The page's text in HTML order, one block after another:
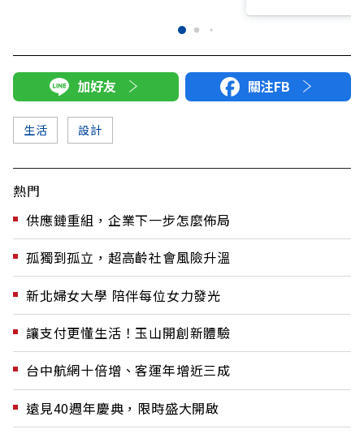
加好友 關注FB
生活 設計
熱門
供應鏈重組，企業下一步怎麼佈局
孤獨到孤立，超高齡社會風險升溫
新北婦女大學 陪伴每位女力發光
讓支付更懂生活！玉山開創新體驗
台中航網十倍增、客運年增近三成
遠見40週年慶典，限時盛大開啟